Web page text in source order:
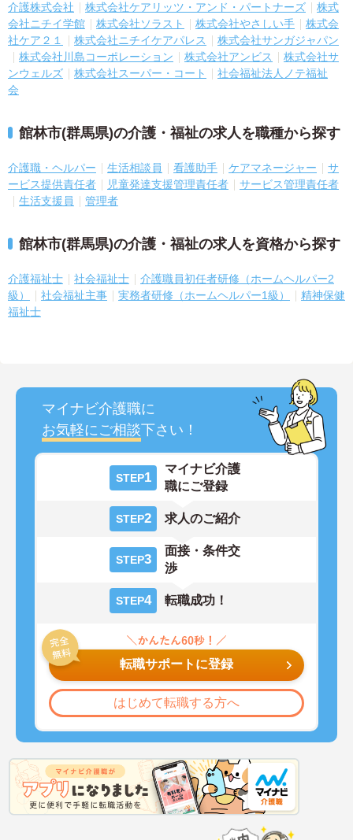
介護株式会社
株式会社ケアリッツ・アンド・パートナーズ
株式
会社ニチイ学館
株式会社ソラスト 株式会社やさしい手
株式会
社ケア２１
株式会社ニチイケアパレス
株式会社サンガジャパン
株式会社川島コーポレーション
株式会社アンビス
株式会社サ
ンウェルズ
株式会社スーパー・コート
社会福祉法人ノテ福祉
会
館林市(群馬県)の介護・福祉の求人を職種から探す
介護職・ヘルパー 生活相談員 看護助手 ケアマネージャー
サ
ービス提供責任者
児童発達支援管理責任者
サービス管理責任者
生活支援員
管理者
館林市(群馬県)の介護・福祉の求人を資格から探す
介護福祉士 社会福祉士
介護職員初任者研修（ホームヘルパー2
級）
社会福祉主事 実務者研修（ホームヘルパー1級）
精神保健
福祉士
マイナビ介護職に
お気軽にご相談下さい！
STEP1
マイナビ介護
職にご登録
STEP2 求人のご紹介
STEP3
面接・条件交
渉
STEP4 転職成功！
転職サポートに登録
はじめて転職する方へ